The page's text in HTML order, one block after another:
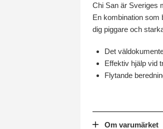
Chi San är Sveriges
En kombination som
dig piggare och
Det
Effektiv hjälp vid
Flytande
Om varumärket